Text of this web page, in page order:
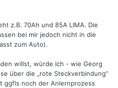
z.B. 70Ah und 85A LIMA. Die
bei mir jedoch nicht in die
zum Auto).
willst, würde ich - wie Georg
über die „rote Steckverbindung“
ggfls noch der Anlernprozess